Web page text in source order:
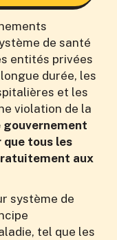
de santé
entités privées
durée, les
et les
violation de la
gouvernement
tous les
aux
système de
tel que les